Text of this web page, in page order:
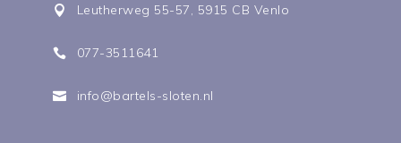
 Leutherweg 55-57, 5915 CB Venlo
 077-3511641
 info@bartels-sloten.nl